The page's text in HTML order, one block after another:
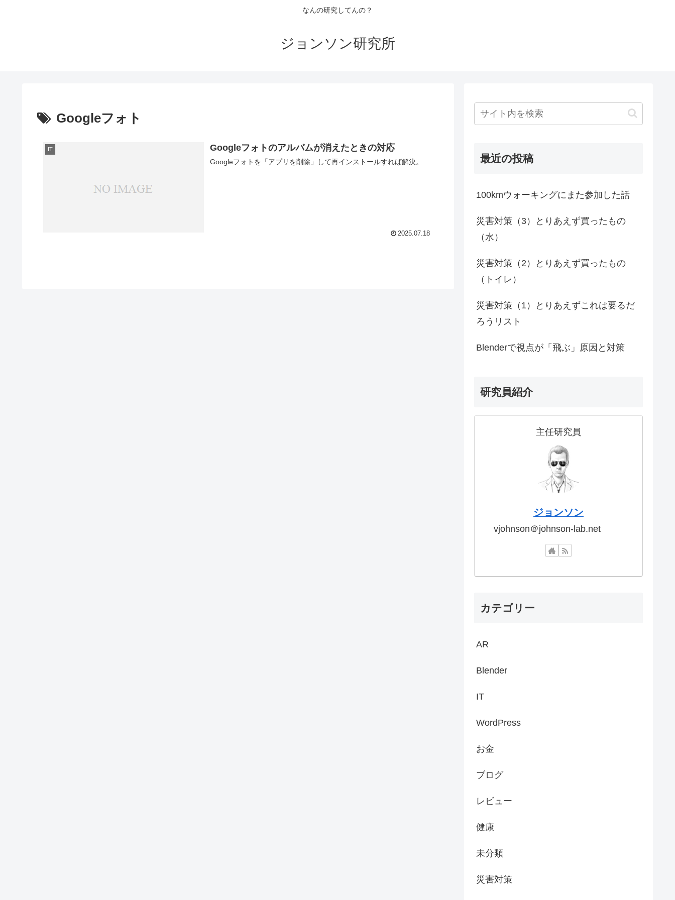
なんの研究してんの？
ジョンソン研究所
Googleフォト
IT Googleフォトのアルバムが消えたときの対応
Googleフォトを「アプリを削除」して再インストールすれば解決。
2025.07.18
最近の投稿
100kmウォーキングにまた参加した話
災害対策（3）とりあえず買ったもの
（水）
災害対策（2）とりあえず買ったもの
（トイレ）
災害対策（1）とりあえずこれは要るだ
ろうリスト
Blenderで視点が「飛ぶ」原因と対策
研究員紹介
主任研究員
ジョンソン
vjohnson＠johnson-lab.net
カテゴリー
AR
Blender
IT
WordPress
お金
ブログ
レビュー
健康
未分類
災害対策